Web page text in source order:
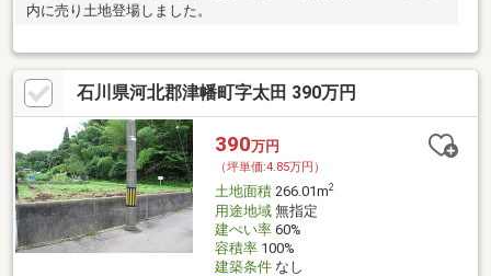
内に売り土地登場しました。
石川県河北郡津幡町字太田 390万円
390万円
（坪単価:4.85万円）
土地面積266.01m2
用途地域無指定
建ぺい率60%
容積率100%
建築条件なし